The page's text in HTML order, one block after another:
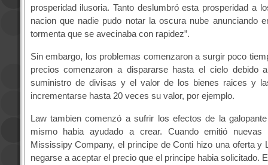
prosperidad ilusoria. Tanto deslumbró esta prosperidad a
nacion que nadie pudo notar la oscura nube anunciando
tormenta que se avecinaba con rapidez”.
Sin embargo, los problemas comenzaron a surgir poco
precios comenzaron a dispararse hasta el cielo debido
suministro de divisas y el valor de los bienes raices y
incrementarse hasta 20 veces su valor, por ejemplo.
Law tambien comenzó a sufrir los efectos de la
mismo habia ayudado a crear. Cuando emitió
Mississipy Company, el principe de Conti hizo una oferta y
negarse a aceptar el precio que el principe habia solicitado.